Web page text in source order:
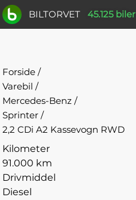
BILTORVET 45.125 biler
Forside /
Varebil /
Mercedes-Benz /
Sprinter /
2,2 CDi A2 Kassevogn RWD
Kilometer
91.000 km
Drivmiddel
Diesel